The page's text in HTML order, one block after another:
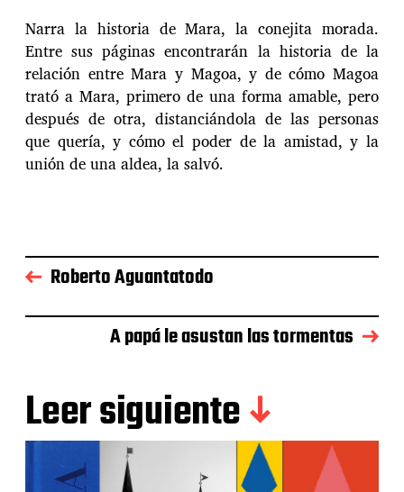
Narra la historia de Mara, la conejita morada.
Entre sus páginas encontrarán la historia de la
relación entre Mara y Magoa, y de cómo Magoa
trató a Mara, primero de una forma amable, pero
después de otra, distanciándola de las personas
que quería, y cómo el poder de la amistad, y la
unión de una aldea, la salvó.
Roberto Aguantatodo
A papá le asustan las tormentas
Leer siguiente